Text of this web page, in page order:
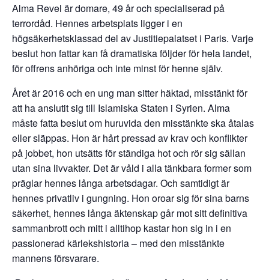
Alma Revel är domare, 49 år och specialiserad på
terrordåd. Hennes arbetsplats ligger i en
högsäkerhetsklassad del av Justitiepalatset i Paris. Varje
beslut hon fattar kan få dramatiska följder för hela landet,
för offrens anhöriga och inte minst för henne själv.
Året är 2016 och en ung man sitter häktad, misstänkt för
att ha anslutit sig till Islamiska Staten i Syrien. Alma
måste fatta beslut om huruvida den misstänkte ska åtalas
eller släppas. Hon är hårt pressad av krav och konflikter
på jobbet, hon utsätts för ständiga hot och rör sig sällan
utan sina livvakter. Det är våld i alla tänkbara former som
präglar hennes långa arbetsdagar. Och samtidigt är
hennes privatliv i gungning. Hon oroar sig för sina barns
säkerhet, hennes långa äktenskap går mot sitt definitiva
sammanbrott och mitt i alltihop kastar hon sig in i en
passionerad kärlekshistoria – med den misstänkte
mannens försvarare.